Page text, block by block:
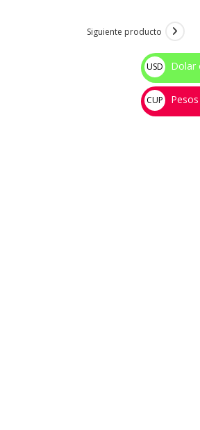
Siguiente producto
USD
$
Dolar
CUP
💰
Pesos